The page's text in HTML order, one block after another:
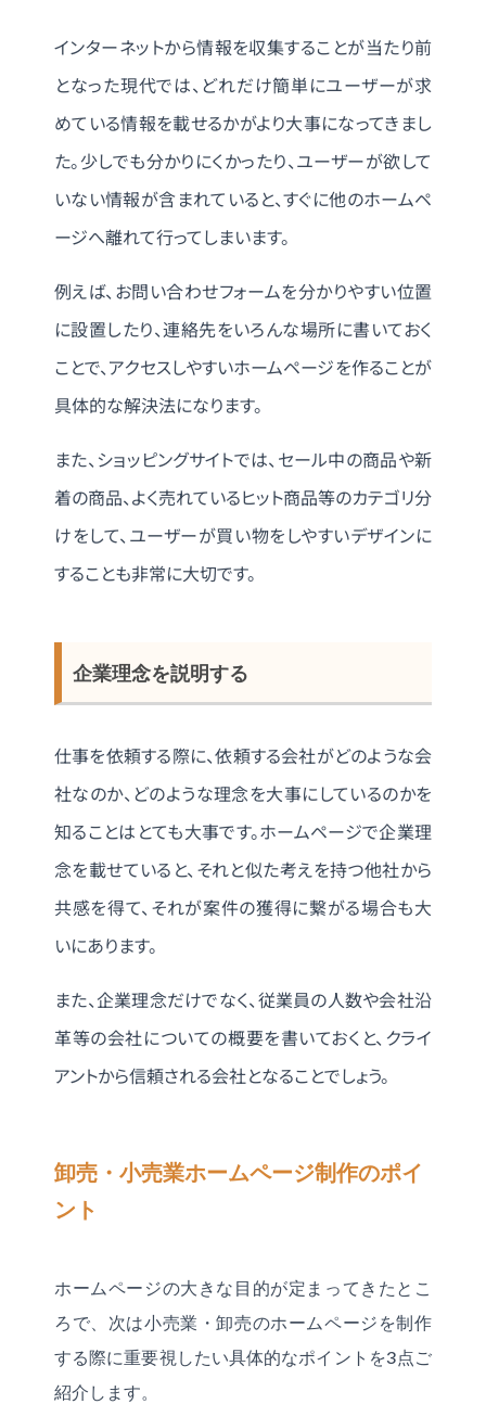
インターネットから情報を収集することが当たり前
となった現代では、どれだけ簡単にユーザーが求
めている情報を載せるかがより大事になってきまし
た。少しでも分かりにくかったり、ユーザーが欲して
いない情報が含まれていると、すぐに他のホームペ
ージへ離れて行ってしまいます。
例えば、お問い合わせフォームを分かりやすい位置
に設置したり、連絡先をいろんな場所に書いておく
ことで、アクセスしやすいホームページを作ることが
具体的な解決法になります。
また、ショッピングサイトでは、セール中の商品や新
着の商品、よく売れているヒット商品等のカテゴリ分
けをして、ユーザーが買い物をしやすいデザインに
することも非常に大切です。
企業理念を説明する
仕事を依頼する際に、依頼する会社がどのような会
社なのか、どのような理念を大事にしているのかを
知ることはとても大事です。ホームページで企業理
念を載せていると、それと似た考えを持つ他社から
共感を得て、それが案件の獲得に繋がる場合も大
いにあります。
また、企業理念だけでなく、従業員の人数や会社沿
革等の会社についての概要を書いておくと、クライ
アントから信頼される会社となることでしょう。
卸売・小売業ホームページ制作のポイ
ント
ホームページの大きな目的が定まってきたとこ
ろで、次は小売業・卸売のホームページを制作
する際に重要視したい具体的なポイントを3点ご
紹介します。